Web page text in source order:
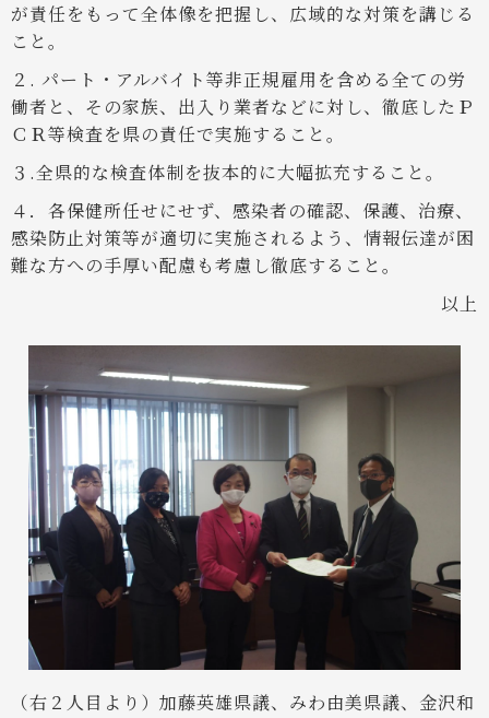
が責任をもって全体像を把握し、広域的な対策を講じる
こと。
２. パート・アルバイト等非正規雇用を含める全ての労
働者と、その家族、出入り業者などに対し、徹底したＰ
ＣＲ等検査を県の責任で実施すること。
３.全県的な検査体制を抜本的に大幅拡充すること。
４．各保健所任せにせず、感染者の確認、保護、治療、
感染防止対策等が適切に実施されるよう、情報伝達が困
難な方への手厚い配慮も考慮し徹底すること。
以上
（右２人目より）加藤英雄県議、みわ由美県議、金沢和